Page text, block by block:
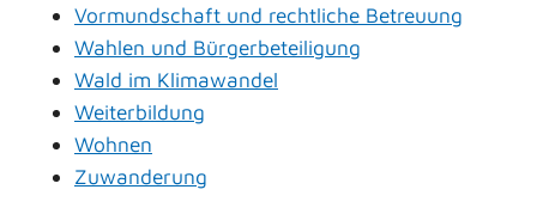
Vormundschaft und rechtliche Betreuung
Wahlen und Bürgerbeteiligung
Wald im Klimawandel
Weiterbildung
Wohnen
Zuwanderung